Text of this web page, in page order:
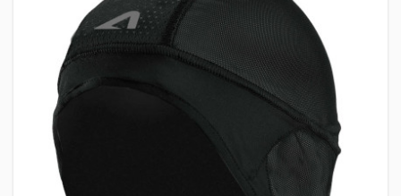
Μέγεθος Μέτρηση περιφέρειας κεφαλιού
ΧS
53-54 cm.
S
55-56 cm.
Αθήνα:
2.90€
Εκτός Αθηνών: 3.90€
Αντικαταβολή: +
Δωρεάν μεταφορικά για παραγγελίες άνω των
* Εξαιρούνται βαριά/ογκώδη προϊόντα (π.χ. μπαγκαζιέρες), όπου η χρέωση
γίνεται βάσει βάρους ανεξαρτήτως ποσού.